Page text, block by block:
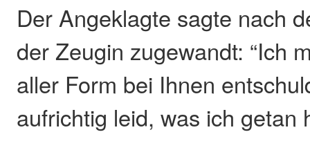
Der Angeklagte sagte nach
der Zeugin zugewandt: “Ich
aller Form bei Ihnen
aufrichtig leid, was ich getan